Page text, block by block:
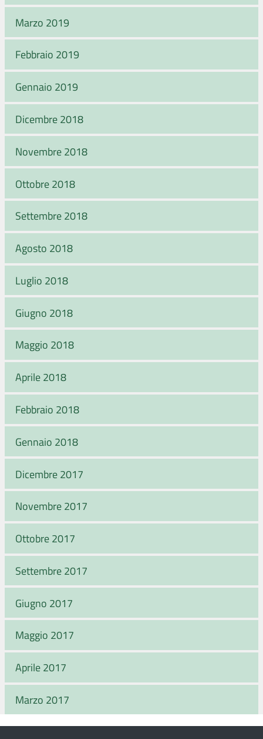
Marzo 2019
Febbraio 2019
Gennaio 2019
Dicembre 2018
Novembre 2018
Ottobre 2018
Settembre 2018
Agosto 2018
Luglio 2018
Giugno 2018
Maggio 2018
Aprile 2018
Febbraio 2018
Gennaio 2018
Dicembre 2017
Novembre 2017
Ottobre 2017
Settembre 2017
Giugno 2017
Maggio 2017
Aprile 2017
Marzo 2017